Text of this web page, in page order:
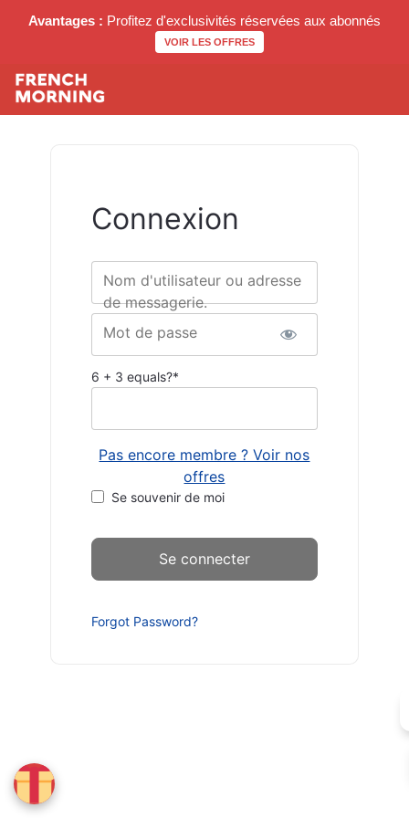
Avantages : Profitez d'exclusivités réservées aux abonnés
VOIR LES OFFRES
Connexion
Nom d'utilisateur ou adresse
de messagerie.
Mot de passe
6 + 3 equals?*
Pas encore membre ? Voir nos
offres
Se souvenir de moi
Forgot Password?